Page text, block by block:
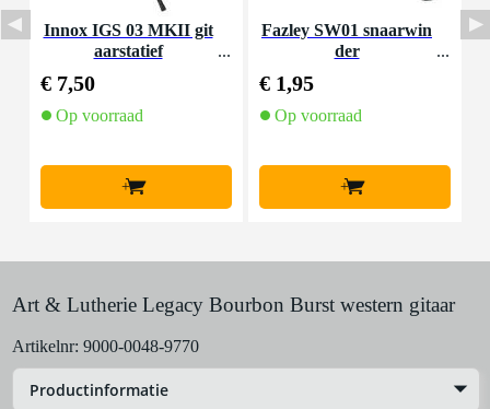
Innox IGS 03 MKII git
aarstatief
€ 7,50
Op voorraad
+
Fazley SW01 snaarwin
der
€ 1,95
Op voorraad
+
Art & Lutherie Legacy Bourbon Burst western gitaar
Artikelnr: 9000-0048-9770
Productinformatie